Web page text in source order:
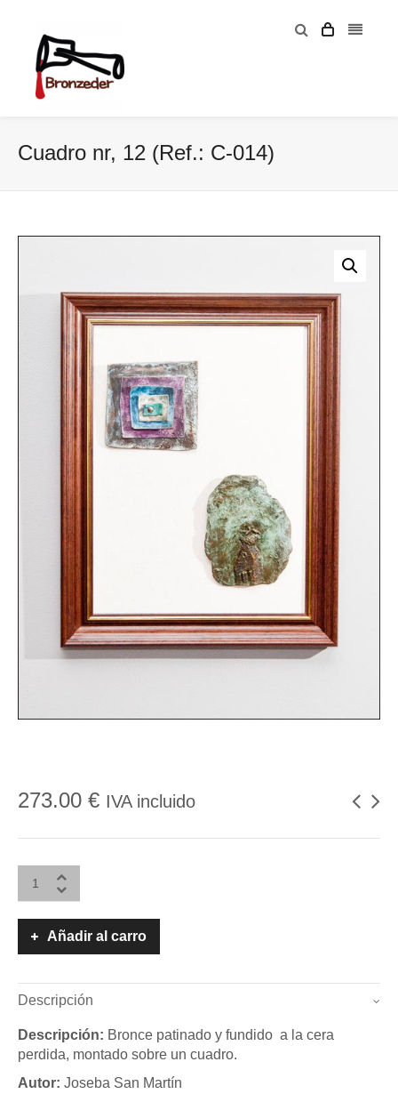
Cuadro nr, 12 (Ref.: C-014)
273.00 € IVA incluido
Añadir al carro
Descripción
Descripción: Bronce patinado y fundido a la cera
perdida, montado sobre un cuadro.
Autor: Joseba San Martín